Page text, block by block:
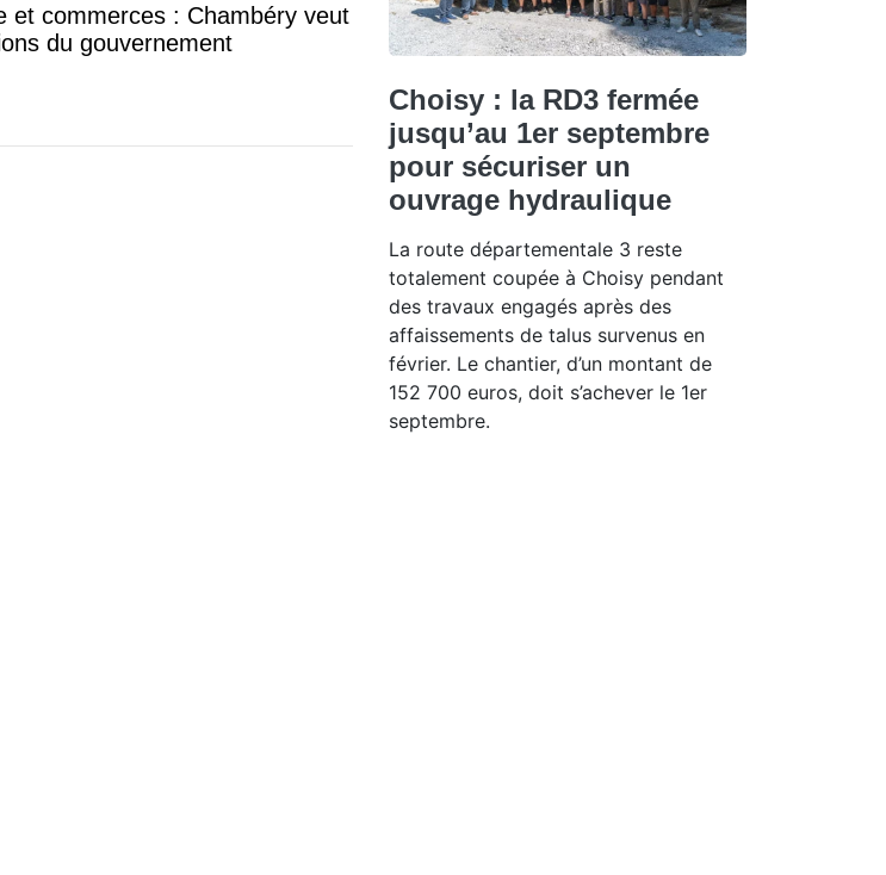
et commerces : Chambéry veut
du gouvernement
Choisy : la RD3 fermée
jusqu’au 1er septembre
pour sécuriser un
ouvrage hydraulique
La route départementale 3 reste
totalement coupée à Choisy pendant
des travaux engagés après des
affaissements de talus survenus en
février. Le chantier, d’un montant de
152 700 euros, doit s’achever le 1er
septembre.